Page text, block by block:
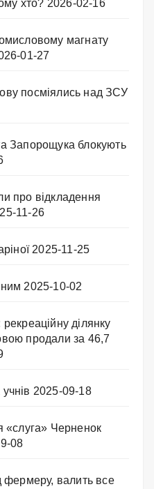
хто? 2026-02-16
магнату
01-27
посміялись над ЗСУ
Запорощука блокують
про відкладення
11-26
2025-11-25
2025-10-02
ділянку
продали за 46,7
2025-09-18
«слуга» Черненок
08
фермеру, валить все